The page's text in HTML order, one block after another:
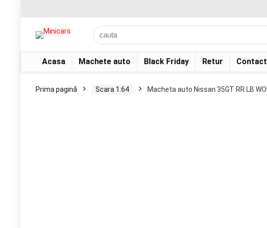
Acasa Machete auto Black Friday Retur Contact
Prima pagină Scara 1:64 Macheta auto Nissan 35GT RR LB